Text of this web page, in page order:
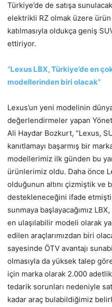
Türkiye’de de satışa
elektrikli RZ olmak üzere ürün
katılmasıyla oldukça geniş
ettiriyor.
“Lexus LBX, Türkiye’de en
modellerinden biri olacak”
Lexus’un yeni modelinin
değerlendirmeler yapan
Ali Haydar Bozkurt, “Lexus,
kanıtlamayı başarmış bir
modellerimiz ilk günden bu
ürünlerimiz oldu. Daha önce
olduğunun altını çizmiştik ve
destekleneceğini ifade
sunmaya başlayacağımız
en ulaşılabilir modeli olarak
edilen araçlarımızdan biri
sayesinde ÖTV avantajı
olmasıyla da yüksek talep
için marka olarak 2.000
tedarik sorunları nedeniyle
kadar araç bulabildiğimiz